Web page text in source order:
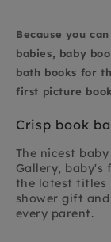
Because you
babies, baby
bath books for
first picture
Crisp book
The nicest
Gallery, baby's
the latest titles
shower gift
every parent.